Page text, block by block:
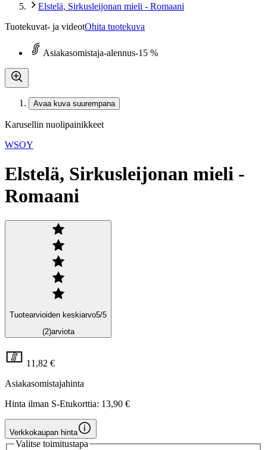
Elstelä, Sirkusleijonan mieli - Romaani
Tuotekuvat- ja videotOhita tuotekuva
Asiakasomistaja-alennus-15 %
Avaa kuva suurempana
Karusellin nuolipainikkeet
WSOY
Elstelä, Sirkusleijonan mieli -
Romaani
Tuotearvioiden keskiarvo5/5
(2)arviota
11,82 €
Asiakasomistajahinta
Hinta ilman S-Etukorttia: 13,90 €
Verkkokaupan hinta
Valitse toimitustapa